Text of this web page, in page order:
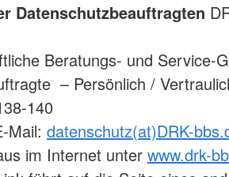
Datenschutzbeauftragten
Beratungs- und Service-
– Persönlich /
140
Mail: datenschutz(at)DRK-
im Internet unter www.drk-